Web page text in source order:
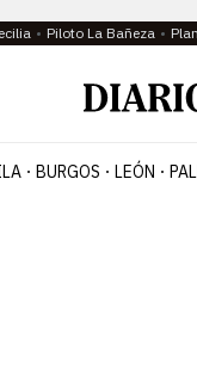
Piloto La Bañeza
BURGOS LEÓN